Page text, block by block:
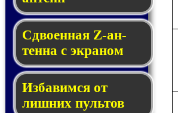
Сдвоенная Z-ан­
тен­на с эк­ра­ном
Избавимся от
лишних пуль­тов